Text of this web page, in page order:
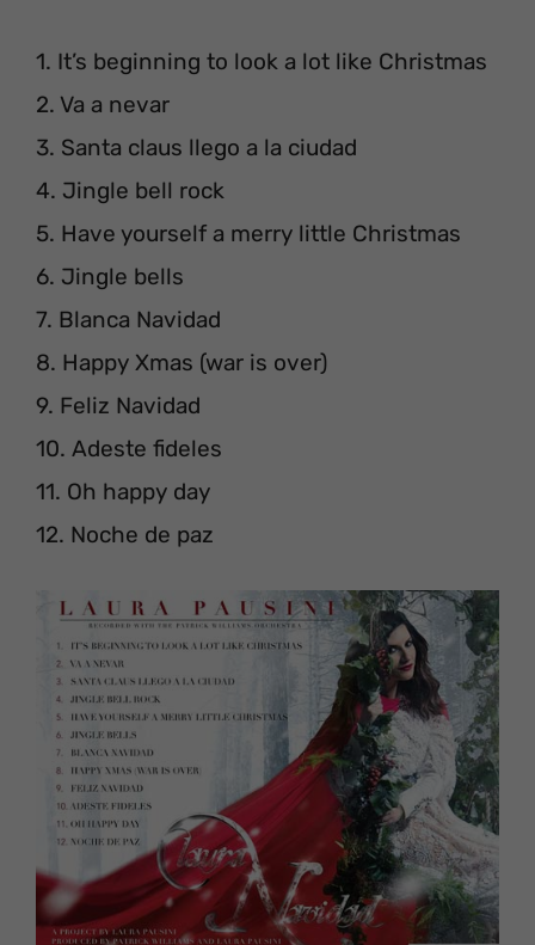
1. It’s beginning to look a lot like Christmas
2. Va a nevar
3. Santa claus llego a la ciudad
4. Jingle bell rock
5. Have yourself a merry little Christmas
6. Jingle bells
7. Blanca Navidad
8. Happy Xmas (war is over)
9. Feliz Navidad
10. Adeste fideles
11. Oh happy day
12. Noche de paz